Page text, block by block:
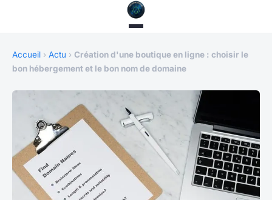
Accueil › Actu › Création d'une boutique en ligne : choisir le
bon hébergement et le bon nom de domaine